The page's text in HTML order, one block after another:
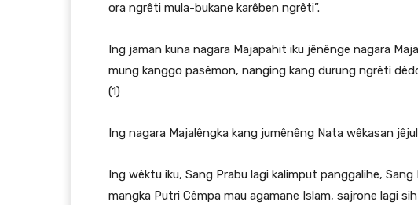
ora ngrêti mula-bukane karêben ngrêti”.
Ing jaman kuna nagara Majapahit iku jênênge nagara
mung kanggo pasêmon, nanging kang durung ngrêti
(1)
Ing nagara Majalêngka kang jumênêng Nata wêkasan
Ing wêktu iku, Sang Prabu lagi kalimput panggalihe,
mangka Putri Cêmpa mau agamane Islam, sajrone lagi